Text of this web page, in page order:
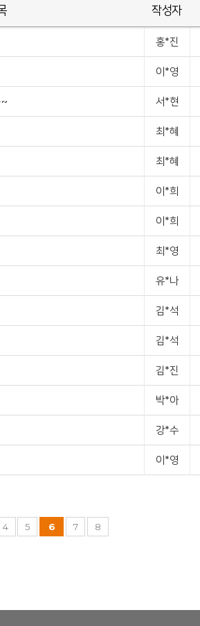
작성자
홍*진
이*영
서*현
최*혜
최*혜
이*희
이*희
최*영
유*나
김*석
김*석
김*진
박*아
강*수
이*영
4 5 6 7 8